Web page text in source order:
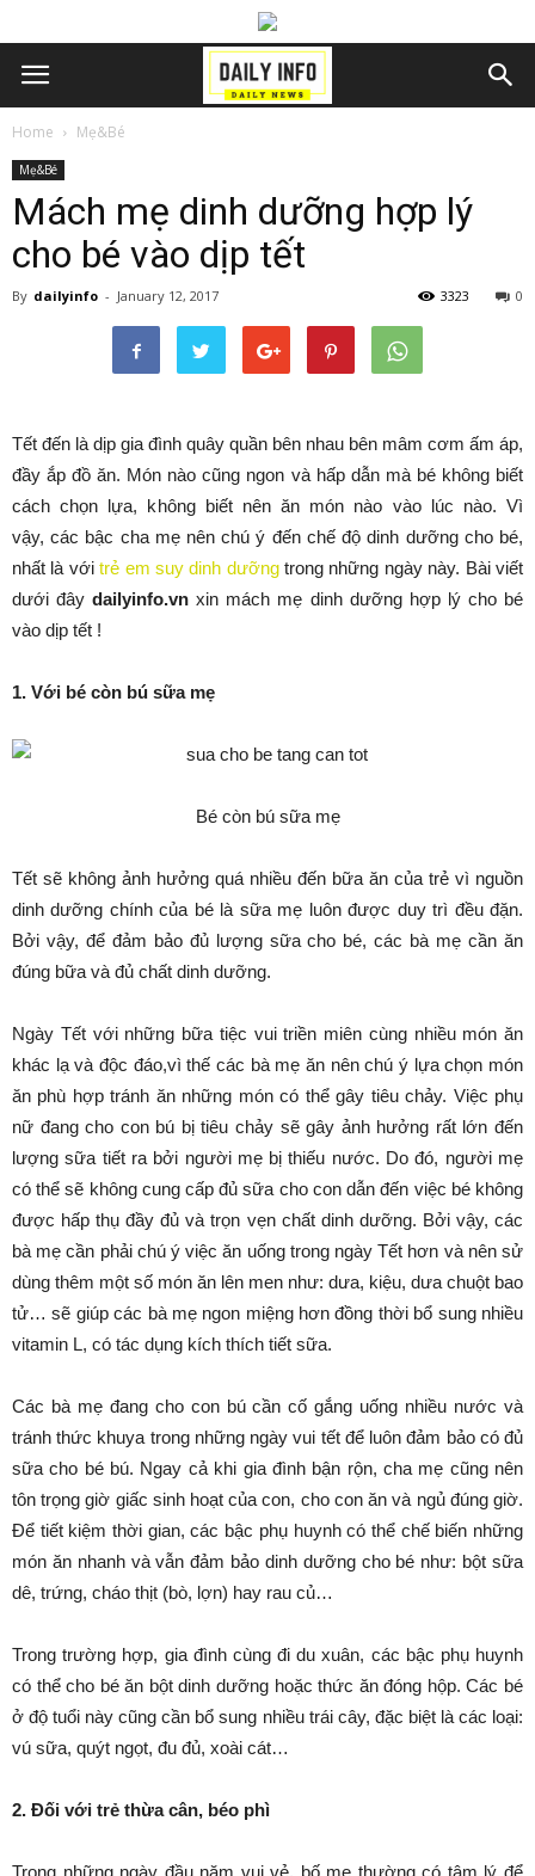
Home Mẹ&Bé
Mẹ&Bé
Mách mẹ dinh dưỡng hợp lý
cho bé vào dịp tết
By dailyinfo - January 12, 2017 0
3323
Tết đến là dịp gia đình quây quần bên nhau bên mâm cơm ấm áp,
đầy ắp đồ ăn. Món nào cũng ngon và hấp dẫn mà bé không biết
cách chọn lựa, không biết nên ăn món nào vào lúc nào. Vì
vậy, các bậc cha mẹ nên chú ý đến chế độ dinh dưỡng cho bé,
nhất là vớitrẻ em suy dinh dưỡngtrong những ngày này. Bài viết
dưới đâydailyinfo.vn xin mách mẹ dinh dưỡng hợp lý cho bé
vào dịp tết !
1. Với bé còn bú sữa mẹ
Bé còn bú sữa mẹ
Tết sẽ không ảnh hưởng quá nhiều đến bữa ăn của trẻ vì nguồn
dinh dưỡng chính của bé là sữa mẹ luôn được duy trì đều đặn.
Bởi vậy, để đảm bảo đủ lượng sữa cho bé, các bà mẹ cần ăn
đúng bữa và đủ chất dinh dưỡng.
Ngày Tết với những bữa tiệc vui triền miên cùng nhiều món ăn
khác lạ và độc đáo,vì thế các bà mẹ ăn nên chú ý lựa chọn món
ăn phù hợp tránh ăn những món có thể gây tiêu chảy. Việc phụ
nữ đang cho con bú bị tiêu chảy sẽ gây ảnh hưởng rất lớn đến
lượng sữa tiết ra bởi người mẹ bị thiếu nước. Do đó, người mẹ
có thể sẽ không cung cấp đủ sữa cho con dẫn đến việc bé không
được hấp thụ đầy đủ và trọn vẹn chất dinh dưỡng. Bởi vậy, các
bà mẹ cần phải chú ý việc ăn uống trong ngày Tết hơn và nên sử
dùng thêm một số món ăn lên men như: dưa, kiệu, dưa chuột bao
tử… sẽ giúp các bà mẹ ngon miệng hơn đồng thời bổ sung nhiều
vitamin L, có tác dụng kích thích tiết sữa.
Các bà mẹ đang cho con bú cần cố gắng uống nhiều nước và
tránh thức khuya trong những ngày vui tết để luôn đảm bảo có đủ
sữa cho bé bú. Ngay cả khi gia đình bận rộn, cha mẹ cũng nên
tôn trọng giờ giấc sinh hoạt của con, cho con ăn và ngủ đúng giờ.
Để tiết kiệm thời gian, các bậc phụ huynh có thể chế biến những
món ăn nhanh và vẫn đảm bảo dinh dưỡng cho bé như: bột sữa
dê, trứng, cháo thịt (bò, lợn) hay rau củ…
Trong trường hợp, gia đình cùng đi du xuân, các bậc phụ huynh
có thể cho bé ăn bột dinh dưỡng hoặc thức ăn đóng hộp. Các bé
ở độ tuổi này cũng cần bổ sung nhiều trái cây, đặc biệt là các loại:
vú sữa, quýt ngọt, đu đủ, xoài cát…
2. Đối với trẻ thừa cân, béo phì
Trong những ngày đầu năm vui vẻ, bố mẹ thường có tâm lý để